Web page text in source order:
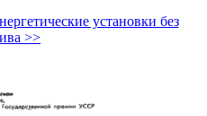
установки без
>>